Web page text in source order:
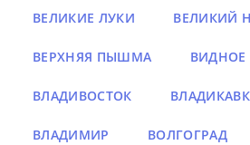
ВЕЛИКИЕ ЛУКИ ВЕЛИКИЙ
ВЕРХНЯЯ ПЫШМА ВИДНОЕ
ВЛАДИВОСТОК
ВЛАДИМИР ВОЛГОГРАД